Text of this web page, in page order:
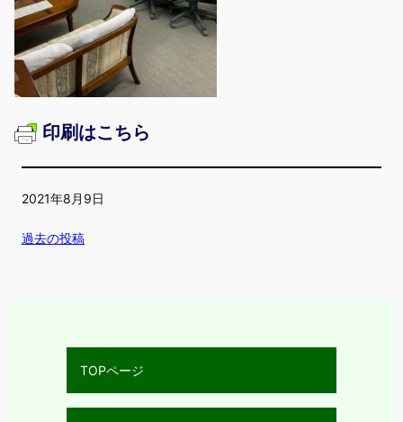
印刷はこちら
2021年8月9日
過去の投稿
TOPページ